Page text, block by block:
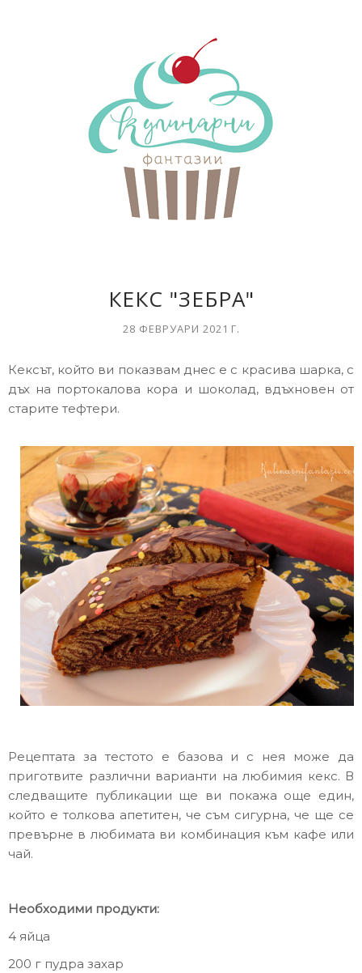
КЕКС "ЗЕБРА"
28 ФЕВРУАРИ 2021 Г.
Кексът, който ви показвам днес е с красива шарка, с
дъх на портокалова кора и шоколад, вдъхновен от
старите тефтери.
Рецептата за тестото е базова и с нея може да
приготвите различни варианти на любимия кекс. В
следващите публикации ще ви покажа още един,
който е толкова апетитен, че съм сигурна, че ще се
превърне в любимата ви комбинация към кафе или
чай.
Необходими продукти:
4 яйца
200 г пудра захар